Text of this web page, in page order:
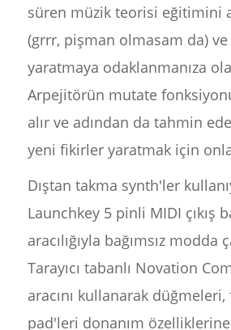
süren müzik teorisi eğitimini
(grrr, pişman olmasam da)
yaratmaya odaklanmanıza
Arpejitörün mutate fonksiyonu
alır ve adından da tahmin
yeni fikirler yaratmak için
Dıştan takma synth'ler
Launchkey 5 pinli MIDI çıkış
aracılığıyla bağımsız modda
Tarayıcı tabanlı Novation
aracını kullanarak düğmeleri,
pad'leri donanım özelliklerine